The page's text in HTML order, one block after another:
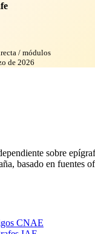
/ módulos
de 2026
sobre
basado en fuentes
CNAE